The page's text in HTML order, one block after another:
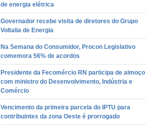
de energia elétrica
Governador recebe visita de diretores do Grupo
Voltalia de Energia
Na Semana do Consumidor, Procon Legislativo
comemora 56% de acordos
Presidente da Fecomércio RN participa de almoço
com ministro do Desenvolvimento, Indústria e
Comércio
Vencimento da primeira parcela do IPTU para
contribuintes da zona Oeste é prorrogado